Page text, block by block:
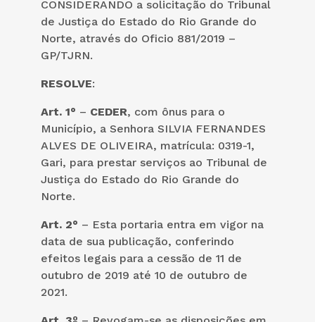
CONSIDERANDO a solicitação do Tribunal
de Justiça do Estado do Rio Grande do
Norte, através do Oficio 881/2019 –
GP/TJRN.
RESOLVE:
Art. 1° – CEDER, com ônus para o
Município, a Senhora SILVIA FERNANDES
ALVES DE OLIVEIRA, matrícula: 0319-1,
Gari, para prestar serviços ao Tribunal de
Justiça do Estado do Rio Grande do
Norte.
Art. 2° – Esta portaria entra em vigor na
data de sua publicação, conferindo
efeitos legais para a cessão de 11 de
outubro de 2019 até 10 de outubro de
2021.